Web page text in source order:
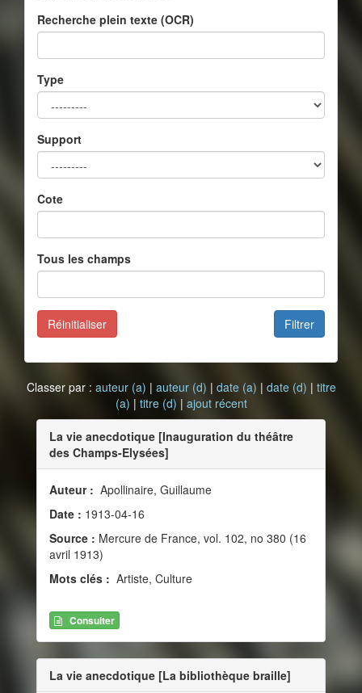
Recherche plein texte (OCR)
Type
Support
Cote
Tous les champs
Filtrer
Réinitialiser
Classer par : auteur (a) | auteur (d) | date (a) | date (d) | titre
(a) | titre (d) | ajout récent
La vie anecdotique [Inauguration du théâtre
des Champs-Elysées]
Auteur : Apollinaire, Guillaume
Date : 1913-04-16
Source : Mercure de France, vol. 102, no 380 (16
avril 1913)
Mots clés : Artiste, Culture
Consulter
La vie anecdotique [La bibliothèque braille]